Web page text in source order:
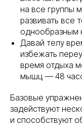
на все группы
развивать все
однообразным
Давай телу
избежать
время отдыха
мышц — 48
Базовые
задействуют
и способствуют